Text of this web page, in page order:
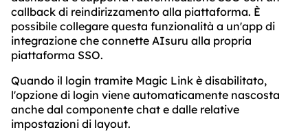
callback di reindirizzamento alla piattaforma. È
possibile collegare questa funzionalità a un'app di
integrazione che connette AIsuru alla propria
piattaforma SSO.
Quando il login tramite Magic Link è disabilitato,
l'opzione di login viene automaticamente nascosta
anche dal componente chat e dalle relative
impostazioni di layout.